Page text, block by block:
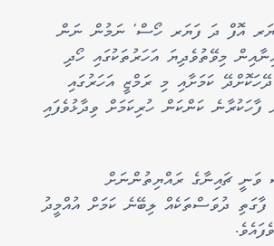
އޮފް ދަ ފަޔަރ ހޯސް' ނަމުން ނަން
މިވޭތުވެދިޔަ އަހަރުތަކުގައި ހޯދި
ކަމަށާއި މި ރަމްޒީ އަހަރުގައި
ކަންކަން ހުރިކަމަށް ވިދާޅުވެފައި
ވަނީ ޗައިނާގެ ރައްޔިތުންނަށް
ދުވަސްތަކެއް ލިބޭނެ ކަމަށް އުއްމީދު